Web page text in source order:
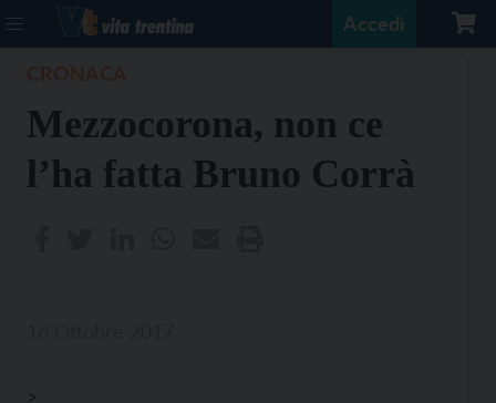
Accedi
Mezzocorona, non ce
l’ha fatta Bruno Corrà
>